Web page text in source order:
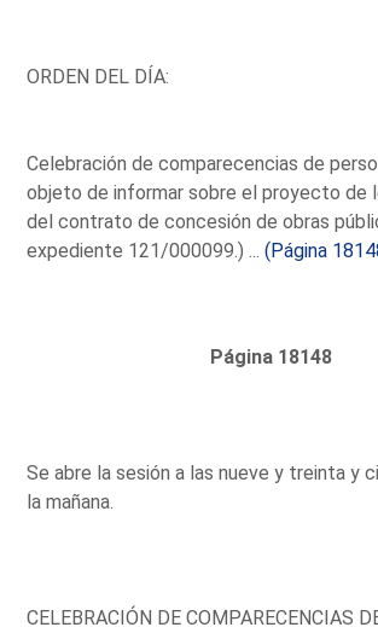
ORDEN DEL DÍA:
Celebración de comparecencias de
objeto de informar sobre el proyecto de
del contrato de concesión de obras
expediente 121/000099.) ...(Página
Página 18148
Se abre la sesión a las nueve y treinta y
la mañana.
CELEBRACIÓN DE COMPARECENCIAS